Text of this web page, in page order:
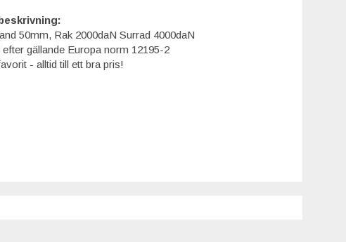
50mm, Rak 2000daN Surrad 4000daN
efter gällande Europa norm 12195-2
- alltid till ett bra pris!